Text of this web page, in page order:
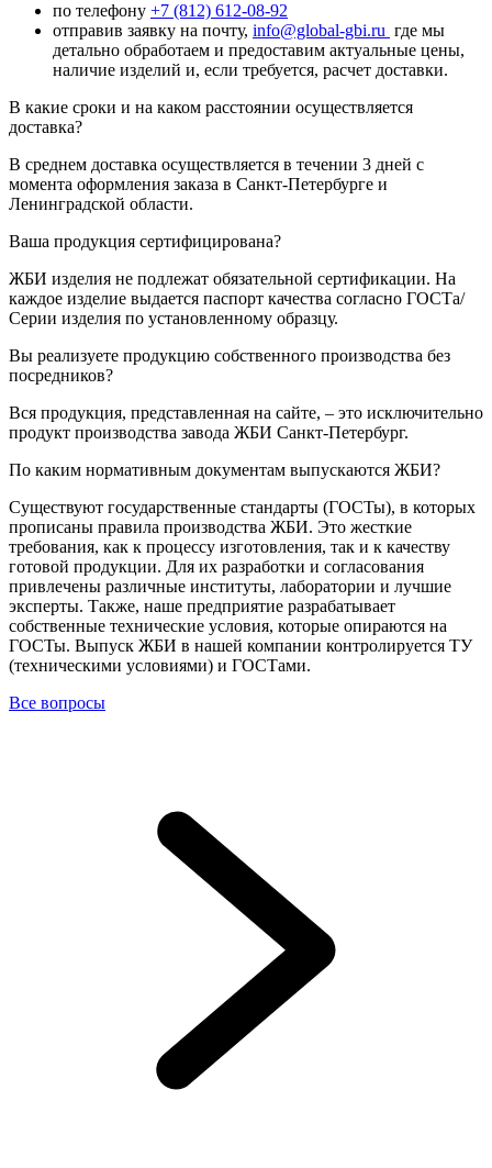
по телефону +7 (812) 612-08-92
отправив заявку на почту, info@global-gbi.ru где мы
детально обработаем и предоставим актуальные цены,
наличие изделий и, если требуется, расчет доставки.
В какие сроки и на каком расстоянии осуществляется
доставка?
В среднем доставка осуществляется в течении 3 дней с
момента оформления заказа в Санкт-Петербурге и
Ленинградской области.
Ваша продукция сертифицирована?
ЖБИ изделия не подлежат обязательной сертификации. На
каждое изделие выдается паспорт качества согласно ГОСТа/
Серии изделия по установленному образцу.
Вы реализуете продукцию собственного производства без
посредников?
Вся продукция, представленная на сайте, – это исключительно
продукт производства завода ЖБИ Санкт-Петербург.
По каким нормативным документам выпускаются ЖБИ?
Существуют государственные стандарты (ГОСТы), в которых
прописаны правила производства ЖБИ. Это жесткие
требования, как к процессу изготовления, так и к качеству
готовой продукции. Для их разработки и согласования
привлечены различные институты, лаборатории и лучшие
эксперты. Также, наше предприятие разрабатывает
собственные технические условия, которые опираются на
ГОСТы. Выпуск ЖБИ в нашей компании контролируется ТУ
(техническими условиями) и ГОСТами.
Все вопросы